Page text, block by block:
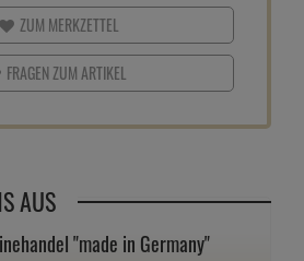
ZUM MERKZETTEL
FRAGEN ZUM ARTIKEL
AUS
"made in Germany"